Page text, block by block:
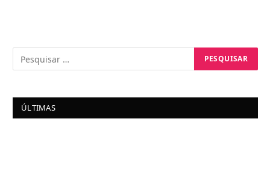
ÚLTIMAS